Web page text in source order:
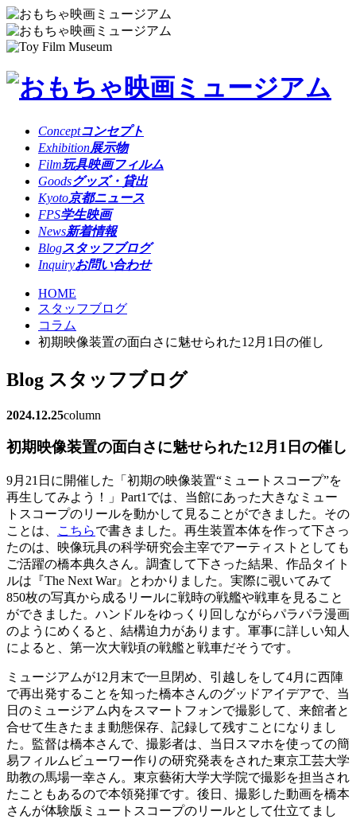
Conceptコンセプト
Exhibition展示物
Film玩具映画フィルム
Goodsグッズ・貸出
Kyoto京都ニュース
FPS学生映画
News新着情報
Blogスタッフブログ
Inquiryお問い合わせ
HOME
スタッフブログ
コラム
初期映像装置の面白さに魅せられた12月1日の催し
Blog スタッフブログ
2024.12.25column
初期映像装置の面白さに魅せられた12月1日の催し
9月21日に開催した「初期の映像装置“ミュートスコープ”を
再生してみよう！」Part1では、当館にあった大きなミュー
トスコープのリールを動かして見ることができました。その
ことは、
こちらで書きました。再生装置本体を作って下さっ
たのは、映像玩具の科学研究会主宰でアーティストとしても
ご活躍の橋本典久さん。調査して下さった結果、作品タイト
ルは『The Next War』とわかりました。実際に覗いてみて
850枚の写真から成るリールに戦時の戦艦や戦車を見ること
ができました。ハンドルをゆっくり回しながらパラパラ漫画
のようにめくると、結構迫力があります。軍事に詳しい知人
によると、第一次大戦頃の戦艦と戦車だそうです。
ミュージアムが12月末で一旦閉め、引越しをして4月に西陣
で再出発することを知った橋本さんのグッドアイデアで、当
日のミュージアム内をスマートフォンで撮影して、来館者と
合せて生きたまま動態保存、記録して残すことになりまし
た。監督は橋本さんで、撮影者は、当日スマホを使っての簡
易フィルムビューワー作りの研究発表をされた東京工芸大学
助教の馬場一幸さん。東京藝術大学大学院で撮影を担当され
たこともあるので本領発揮です。後日、撮影した動画を橋本
さんが体験版ミュートスコープのリールとして仕立てまし